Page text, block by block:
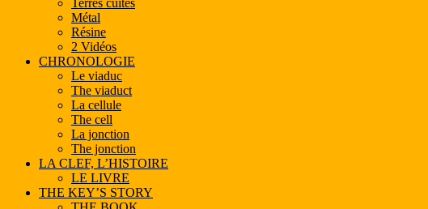
Terres cuites
Métal
Résine
2 Vidéos
CHRONOLOGIE
Le viaduc
The viaduct
La cellule
The cell
La jonction
The jonction
LA CLEF, L’HISTOIRE
LE LIVRE
THE KEY’S STORY